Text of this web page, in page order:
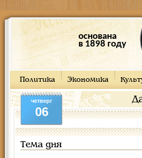
основана
в 1898 году
Политика Экономика
четверг
06
Тема дня